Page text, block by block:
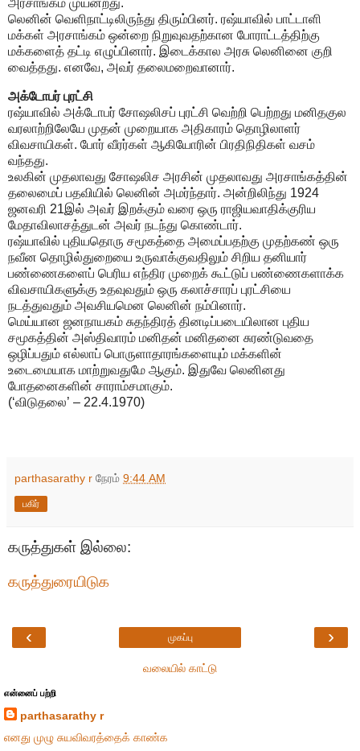
அரசாங்கம் முயன்றது.
லெனின் வெளிநாட்டிலிருந்து திரும்பினர். ரஷ்யாவில் பாட்டாளி
மக்கள் அரசாங்கம் ஒன்றை நிறுவுவதற்கான போராட்டத்திற்கு
மக்களைத் தட்டி எழுப்பினார். இடைக்கால அரசு லெனினை குறி
வைத்தது. எனவே, அவர் தலைமறைவானார்.
அக்டோபர் புரட்சி
ரஷ்யாவில் அக்டோபர் சோஷலிசப் புரட்சி வெற்றி பெற்றது மனிதகுல
வரலாற்றிலேயே முதன் முறையாக அதிகாரம் தொழிலாளர்
விவசாயிகள். போர் வீரர்கள் ஆகியோரின் பிரதிநிதிகள் வசம்
வந்தது.
உலகின் முதலாவது சோஷலிச அரசின் முதலாவது அரசாங்கத்தின்
தலைமைப் பதவியில் லெனின் அமர்ந்தார். அன்றிலிந்து 1924
ஜனவரி 21இல் அவர் இறக்கும் வரை ஒரு ராஜியவாதிக்குரிய
மேதாவிலாசத்துடன் அவர் நடந்து கொண்டார்.
ரஷ்யாவில் புதியதொரு சமூகத்தை அமைப்பதற்கு முதற்கண் ஒரு
நவீன தொழில்துறையை உருவாக்குவதிலும் சிறிய தனியார்
பண்ணைகளைப் பெரிய எந்திர முறைக் கூட்டுப் பண்ணைகளாக்க
விவசாயிகளுக்கு உதவுவதும் ஒரு கலாச்சாரப் புரட்சியை
நடத்துவதும் அவசியமென லெனின் நம்பினார்.
மெய்யான ஜனநாயகம் சுதந்திரத் தினடிப்படையிலான புதிய
சமூகத்தின் அஸ்திவாரம் மனிதன் மனிதனை சுரண்டுவதை
ஒழிப்பதும் எல்லாப் பொருளாதாரங்களையும் மக்களின்
உடைமையாக மாற்றுவதுமே ஆகும். இதுவே லெனினது
போதனைகளின் சாராம்சமாகும்.
(‘விடுதலை’ – 22.4.1970)
parthasarathy r நேரம் 9:44 AM
பகிர்
கருத்துகள் இல்லை:
கருத்துரையிடுக
‹ ›
முகப்பு
வலையில் காட்டு
என்னைப் பற்றி
parthasarathy r
எனது முழு சுயவிவரத்தைக் காண்க